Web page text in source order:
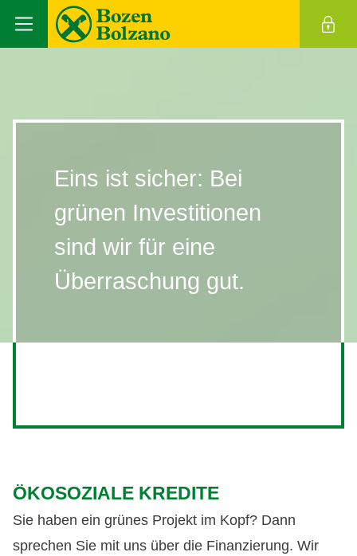
Eins ist sicher: Bei
grünen Investitionen
sind wir für eine
Überraschung gut.
ÖKOSOZIALE KREDITE
Sie haben ein grünes Projekt im Kopf? Dann
sprechen Sie mit uns über die Finanzierung. Wir